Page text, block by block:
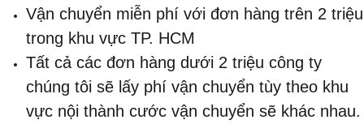
Vận chuyển miễn phí với đơn hàng trên 2 triệu
trong khu vực TP. HCM
Tất cả các đơn hàng dưới 2 triệu công ty
chúng tôi sẽ lấy phí vận chuyển tùy theo khu
vực nội thành cước vận chuyển sẽ khác nhau.